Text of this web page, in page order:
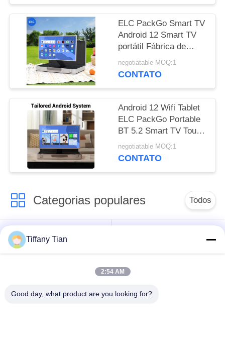
ELC PackGo Smart TV
Android 12 Smart TV
portátil Fábrica de
Eletrodomésticos
negotiatable MOQ:1
CONTATO
Android 12 Wifi Tablet
ELC PackGo Portable
BT 5.2 Smart TV Touch
Screen Televisão HD
negotiatable MOQ:1
CONTATO
Categorias populares Todos
Painéis Digitais
Sinalização de tela
Tiffany Tian
2:54 AM
Good day, what product are you looking for?